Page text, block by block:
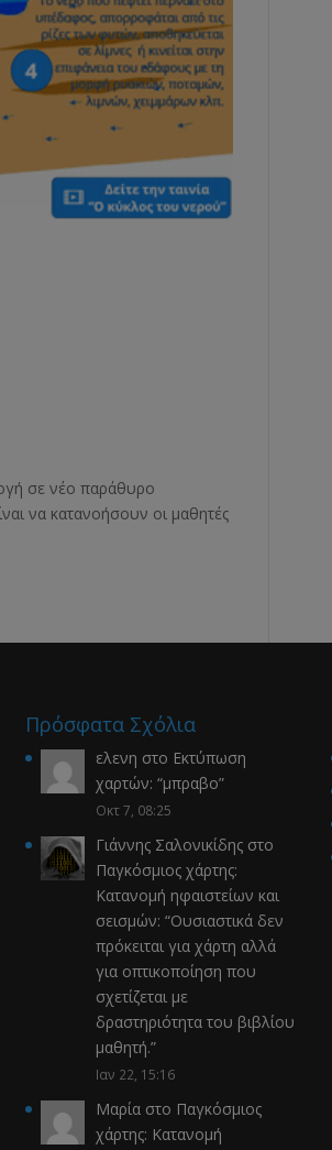
σε νέο παράθυρο
να κατανοήσουν οι μαθητές
Πρόσφατα Σχόλια
ελενη στο Εκτύπωση
χαρτών: “μπραβο”
Οκτ 7, 08:25
Γιάννης Σαλονικίδης στο
Παγκόσμιος χάρτης:
Κατανομή ηφαιστείων και
σεισμών: “Ουσιαστικά δεν
πρόκειται για χάρτη αλλά
για οπτικοποίηση που
σχετίζεται με
δραστηριότητα του βιβλίου
μαθητή.”
Ιαν 22, 15:16
Μαρία στο Παγκόσμιος
χάρτης: Κατανομή